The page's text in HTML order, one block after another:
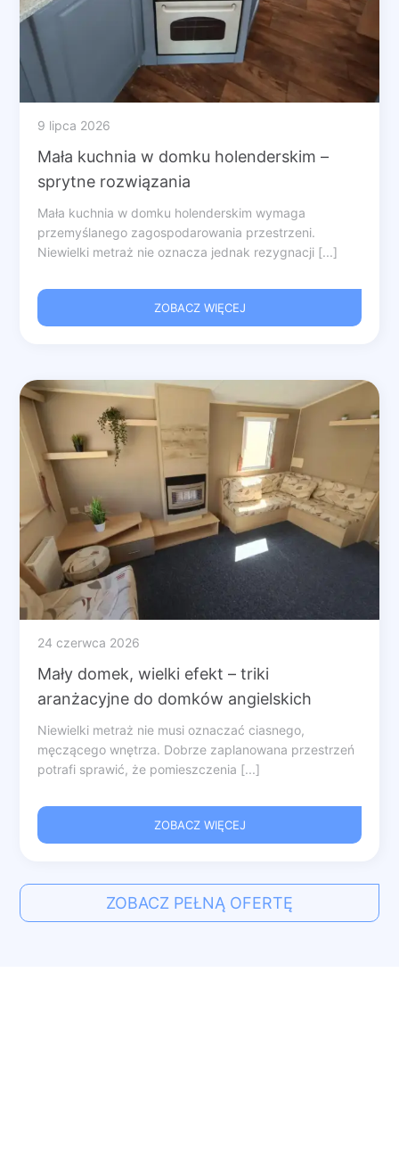
9 lipca 2026
Mała kuchnia w domku holenderskim –
sprytne rozwiązania
Mała kuchnia w domku holenderskim wymaga
przemyślanego zagospodarowania przestrzeni.
Niewielki metraż nie oznacza jednak rezygnacji [...]
ZOBACZ WIĘCEJ
24 czerwca 2026
Mały domek, wielki efekt – triki
aranżacyjne do domków angielskich
Niewielki metraż nie musi oznaczać ciasnego,
męczącego wnętrza. Dobrze zaplanowana przestrzeń
potrafi sprawić, że pomieszczenia [...]
ZOBACZ WIĘCEJ
ZOBACZ PEŁNĄ OFERTĘ